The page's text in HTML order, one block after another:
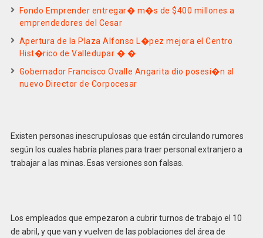
Fondo Emprender entregar� m�s de $400 millones a
emprendedores del Cesar
Apertura de la Plaza Alfonso L�pez mejora el Centro
Hist�rico de Valledupar � �
Gobernador Francisco Ovalle Angarita dio posesi�n al
nuevo Director de Corpocesar
Existen personas inescrupulosas que están circulando rumores
según los cuales habría planes para traer personal extranjero a
trabajar a las minas. Esas versiones son falsas.
Los empleados que empezaron a cubrir turnos de trabajo el 10
de abril, y que van y vuelven de las poblaciones del área de